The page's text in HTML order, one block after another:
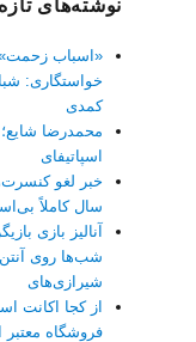
نوشته‌های تازه
«اسباب زحمت»
کمدی
محمدرضا
اسپاتیفای
خبر لغو
سال کاملاً
آنالیز بازی
شب‌ها روی
شیرازی‌های
فروشگاه معتبر